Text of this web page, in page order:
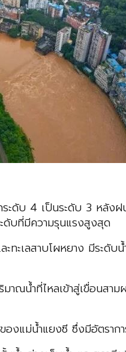
ะดับ 4 เป็นระดับ 3 หลั
บที่มีความรุนแรงสูงสุด
ะเลสาบโผหยาง มีระดั
าณน้ำที่ไหลเข้าสู่เขื่อนส
แม่น้ำแยงซี ซึ่งมีอัตราก